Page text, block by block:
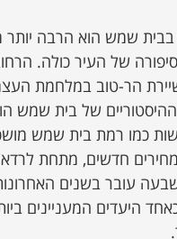
שמש הוא הרבה יותר
של העיר כולה.
הר-טוב במלחמת
של בית שמש
כמו רמת בית שמש
מחירים חדשים, מתחת
עובר בשנים
היעדים המעניינים